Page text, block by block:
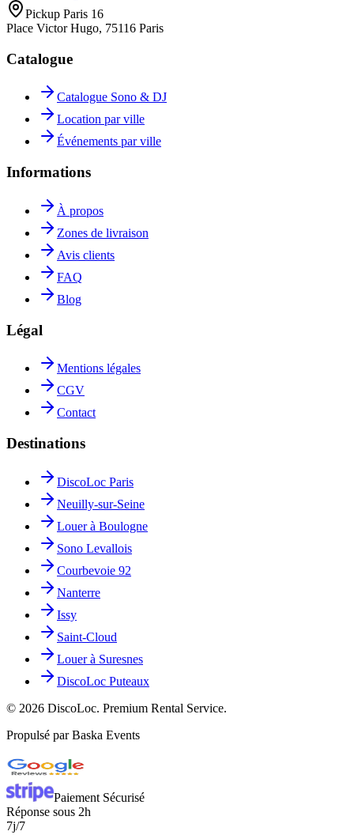
Pickup Paris 16
Place Victor Hugo, 75116 Paris
Catalogue
Catalogue Sono & DJ
Location par ville
Événements par ville
Informations
À propos
Zones de livraison
Avis clients
FAQ
Blog
Légal
Mentions légales
CGV
Contact
Destinations
DiscoLoc Paris
Neuilly-sur-Seine
Louer à Boulogne
Sono Levallois
Courbevoie 92
Nanterre
Issy
Saint-Cloud
Louer à Suresnes
DiscoLoc Puteaux
© 2026 DiscoLoc. Premium Rental Service.
Propulsé par Baska Events
Paiement Sécurisé
Réponse sous 2h
7j/7